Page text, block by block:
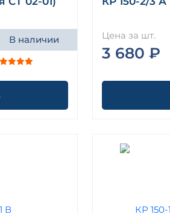
В наличии Цена за шт.
3 680 ₽